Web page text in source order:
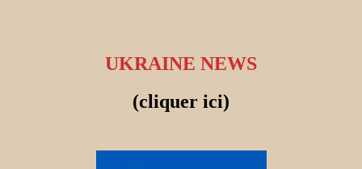
UKRAINE NEWS
(cliquer ici)